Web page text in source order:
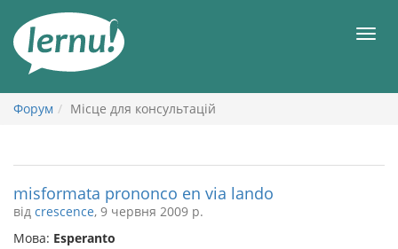
змісту
Форум Місце для консультацій
misformata prononco en via lando
від crescence, 9 червня 2009 р.
Мова: Esperanto